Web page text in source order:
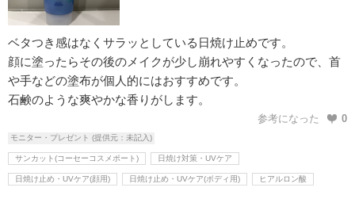
ベタつき感はなくサラッとしている日焼け止めです。
顔に塗ったらその後のメイクが少し崩れやすくなったので、首
や手などの塗布が個人的にはおすすめです。
石鹸のような爽やかな香りがします。
参考になった 0
モニター・プレゼント (提供元：未記入)
サンカット(コーセーコスメポート) 日焼け対策・UVケア
日焼け止め・UVケア(顔用) 日焼け止め・UVケア(ボディ用) ヒアルロン酸